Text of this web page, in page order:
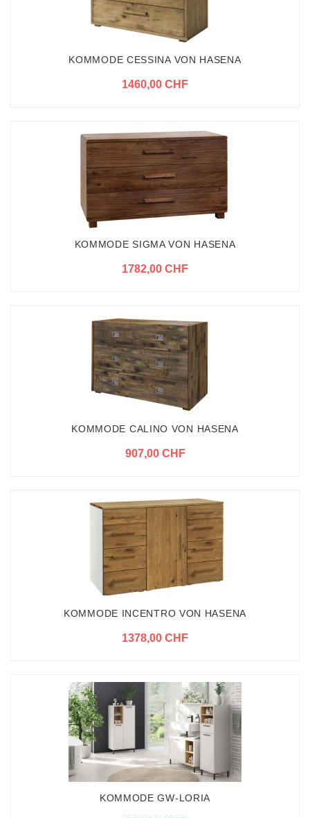
KOMMODE CESSINA VON HASENA
1460,00 CHF
KOMMODE SIGMA VON HASENA
1782,00 CHF
KOMMODE CALINO VON HASENA
907,00 CHF
KOMMODE INCENTRO VON HASENA
1378,00 CHF
KOMMODE GW-LORIA